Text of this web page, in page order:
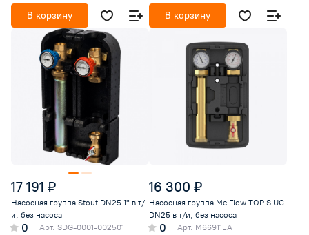
В корзину В корзину
17 191 ₽
Насосная группа Stout DN25 1" в т/
и, без насоса
0 Арт. SDG-0001-002501
16 300 ₽
Насосная группа MeiFlow TOP S UC
DN25 в т/и, без насоса
0 Арт. M66911EA